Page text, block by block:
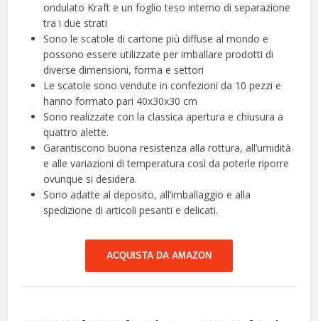
ondulato Kraft e un foglio teso interno di separazione
tra i due strati
Sono le scatole di cartone più diffuse al mondo e
possono essere utilizzate per imballare prodotti di
diverse dimensioni, forma e settori
Le scatole sono vendute in confezioni da 10 pezzi e
hanno formato pari 40x30x30 cm
Sono realizzate con la classica apertura e chiusura a
quattro alette.
Garantiscono buona resistenza alla rottura, all’umidità
e alle variazioni di temperatura così da poterle riporre
ovunque si desidera.
Sono adatte al deposito, all’imballaggio e alla
spedizione di articoli pesanti e delicati.
ACQUISTA DA AMAZON